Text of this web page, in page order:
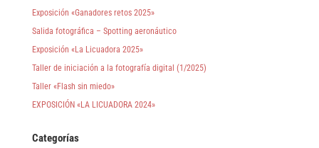
Exposición «Ganadores retos 2025»
Salida fotográfica – Spotting aeronáutico
Exposición «La Licuadora 2025»
Taller de iniciación a la fotografía digital (1/2025)
Taller «Flash sin miedo»
EXPOSICIÓN «LA LICUADORA 2024»
Categorías